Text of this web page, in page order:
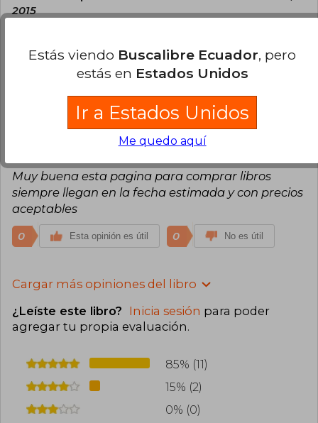
2015
ningún problema.
Jorge Gomez
Jueves 03 de Diciembre,
Muy buena esta pagina para comprar libros
siempre llegan en la fecha estimada y con precios
aceptables
0 Esta opinión es útil 0 No es útil
Cargar más opiniones del libro
¿Leíste este libro? Inicia sesión para poder
agregar tu propia evaluación.
85% (11)
15% (2)
0% (0)
Estás viendo Buscalibre Ecuador, pero
estás en Estados Unidos
Ir a Estados Unidos
Me quedo aquí